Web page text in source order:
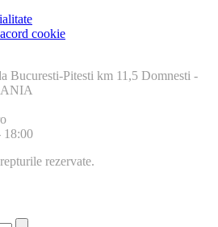
cookie
Bucuresti-Pitesti km 11,5 Domnesti -
18:00
rezervate.